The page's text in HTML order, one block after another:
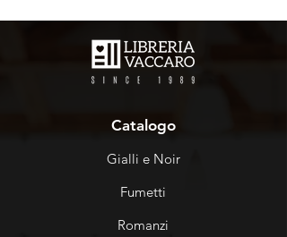
Catalogo
Gialli e Noir
Fumetti
Romanzi